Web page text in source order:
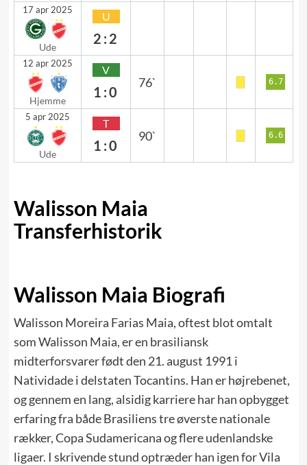
17 apr 2025
Ude
U
2:2
12 apr 2025
Hjemme
V
1:0
76` 6.7
5 apr 2025
Ude
T
1:0
90` 6.6
Walisson Maia
Transferhistorik
Walisson Maia Biografi
Walisson Moreira Farias Maia, oftest blot omtalt
som Walisson Maia, er en brasiliansk
midterforsvarer født den 21. august 1991 i
Natividade i delstaten Tocantins. Han er højrebenet,
og gennem en lang, alsidig karriere har han opbygget
erfaring fra både Brasiliens tre øverste nationale
rækker, Copa Sudamericana og flere udenlandske
ligaer. I skrivende stund optræder han igen for Vila